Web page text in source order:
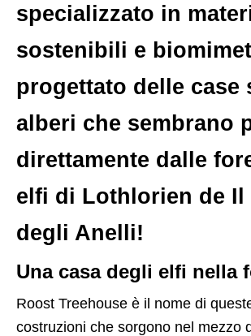
specializzato in
sostenibili e
progettato delle case
alberi che sembrano
direttamente dalle
elfi di Lothlorien de Il
degli Anelli!
Una casa degli elfi nella
Roost Treehouse è il nome di
costruzioni che sorgono nel mezzo